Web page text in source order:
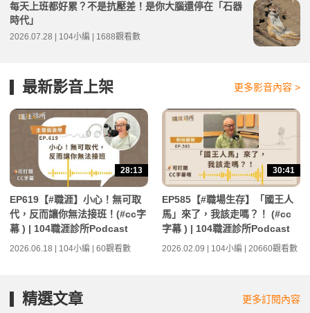
每天上班都好累？不是抗壓差！是你大腦還停在「石器
時代」
2026.07.28 | 104小編 | 1688觀看數
最新影音上架 更多影音內容 >
28:13
EP619【#職涯】小心！無可取
代，反而讓你無法接班！(#cc字
幕 ) | 104職涯診所Podcast
2026.06.18 | 104小編 | 60觀看數
30:41
EP585【#職場生存】「國王人
馬」來了，我該走嗎？！ (#cc
字幕 ) | 104職涯診所Podcast
2026.02.09 | 104小編 | 20660觀看數
精選文章 更多訂閱內容